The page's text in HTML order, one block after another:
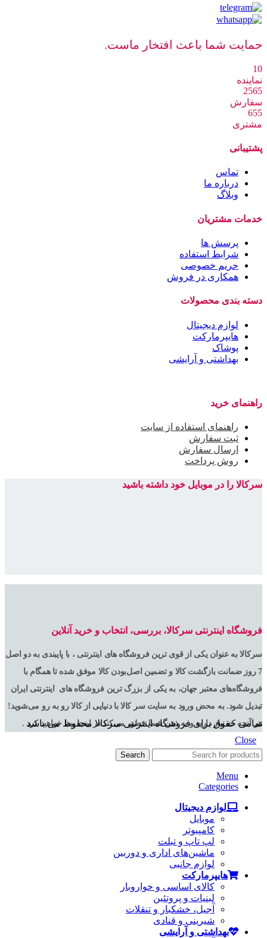
حمایت شما باعث افتخار ماست.
10
نماینده
2565
سفارش
655
مشتری
پشتیبانی
تماس
درباره ما
وبلاگ
خدمات مشتریان
پرسش ها
شرایط استفاده
حریم خصوصی
همکاری در فروش
دسته بندی محصولات
لوازم دیجیتال
هایپرمارکت
پوشاک
بهداشتی و آرایشی
راهنمای خرید
راهنمای استفاده از سایت
ثبت سفارش
ارسال سفارش
روش پرداخت
سرکالا را در موبایل خود داشته باشید
فروشگاه اینترنتی سرکالا، بررسی، انتخاب و خرید آنلاین
سرکالا به عنوان یکی از قوی ترین فروشگاه های اینترنتی ، با پایبندی به دو اصل
7 روز ضمانت بازگشت کالا و تضمین اصل‌بودن کالا موفق شده تا همگام با
فروشگاه‌های معتبر جهان، به یکی از بزرگ ترین فروشگاه های اینترنتی ایران
تبدیل شود. به محض ورود به سایت سر کالا با دنیایی از کالا رو به رو می‌شوید!
هر آنچه که نیاز دارید و به ذهن شما خطور می‌کند در اینجا پیدا خواهید کرد .
تمامی حقوق برای فروشگاه اینترنتی سرکالا محفوظ می باشد
Close
Search
Menu
Categories
لوازم دیجیتال
موبایل
کامپیوتر
لپ تاپ و تبلت
ماشین‌های اداری و دوربین
لوازم جانبی
هایپرمارکت
کالای اساسی و خواروبار
لبنیات و پروتئین
آجیل، خشکبار و تنقلات
شیرینی و قنادی
بهداشتی و آرایشی